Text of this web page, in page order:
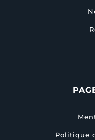
Politique